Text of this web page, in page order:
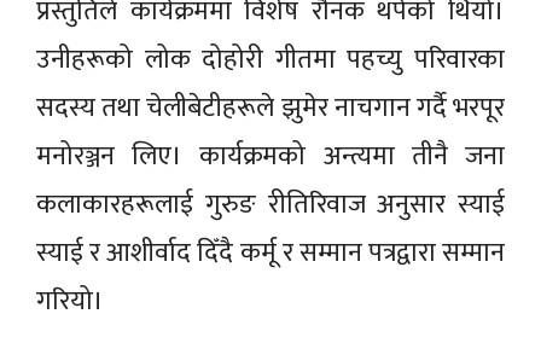
प्रस्तुतिले कार्यक्रममा विशेष रौनक थपेको थियो।
उनीहरूको लोक दोहोरी गीतमा पहच्यु परिवारका
सदस्य तथा चेलीबेटीहरूले झुमेर नाचगान गर्दै भरपूर
मनोरञ्जन लिए। कार्यक्रमको अन्त्यमा तीनै जना
कलाकारहरूलाई गुरुङ रीतिरिवाज अनुसार स्याई
स्याई र आशीर्वाद दिँदै कर्मू र सम्मान पत्रद्वारा सम्मान
गरियो।